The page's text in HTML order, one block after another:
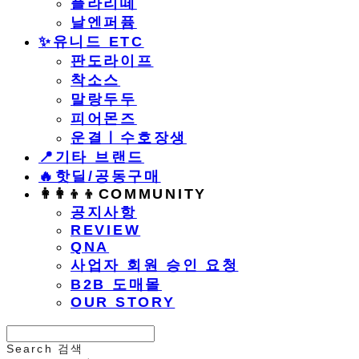
날엔퍼퓸
​✨유니드 ETC
판도라이프
착소스
말랑두두
피어몬즈
운결ㅣ수호장생
📍기타 브랜드
🔥핫딜/공동구매
👩‍👩‍👦‍👦COMMUNITY
공지사항
REVIEW
QNA
사업자 회원 승인 요청
B2B 도매몰
OUR STORY
Search
검색